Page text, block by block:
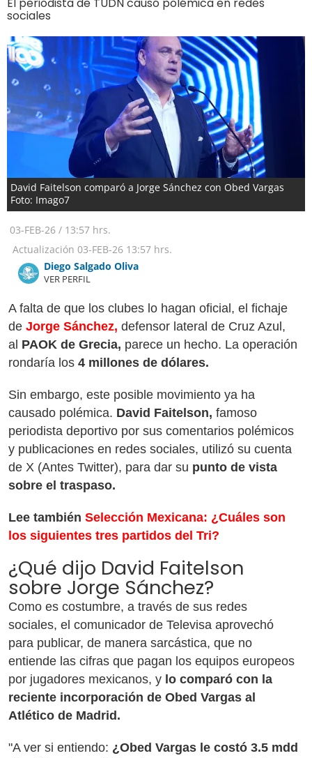
sociales
David Faitelson comparó a Jorge Sánchez con Obed Vargas
Foto: Imago7
03-FEB-26 / 13:57 hrs.
Actualización 03-FEB-26 13:57 hrs.
Diego Salgado Oliva
VER PERFIL
A falta de que los clubes lo hagan oficial, el fichaje
de Jorge Sánchez, defensor lateral de Cruz Azul,
al PAOK de Grecia, parece un hecho. La operación
rondaría los 4 millones de dólares.
Sin embargo, este posible movimiento ya ha
causado polémica. David Faitelson, famoso
periodista deportivo por sus comentarios polémicos
y publicaciones en redes sociales, utilizó su cuenta
de X (Antes Twitter), para dar su punto de vista
sobre el traspaso.
Lee también Selección Mexicana: ¿Cuáles son
los siguientes tres partidos del Tri?
¿Qué dijo David Faitelson
sobre Jorge Sánchez?
Como es costumbre, a través de sus redes
sociales, el comunicador de Televisa aprovechó
para publicar, de manera sarcástica, que no
entiende las cifras que pagan los equipos europeos
por jugadores mexicanos, y lo comparó con la
reciente incorporación de Obed Vargas al
Atlético de Madrid.
"A ver si entiendo: ¿Obed Vargas le costó 3.5 mdd